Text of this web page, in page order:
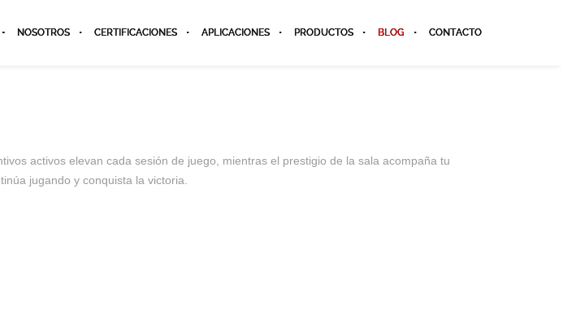
NOSOTROS CERTIFICACIONES APLICACIONES PRODUCTOS BLOG CONTACTO
activos elevan cada sesión de juego, mientras el prestigio de la sala acompaña tu
jugando y conquista la victoria.